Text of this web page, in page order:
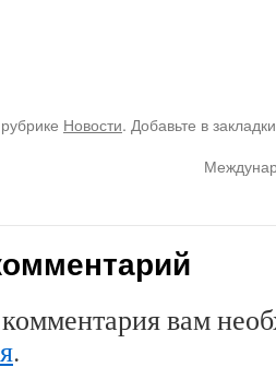
Новости. Добавьте в
вам
.